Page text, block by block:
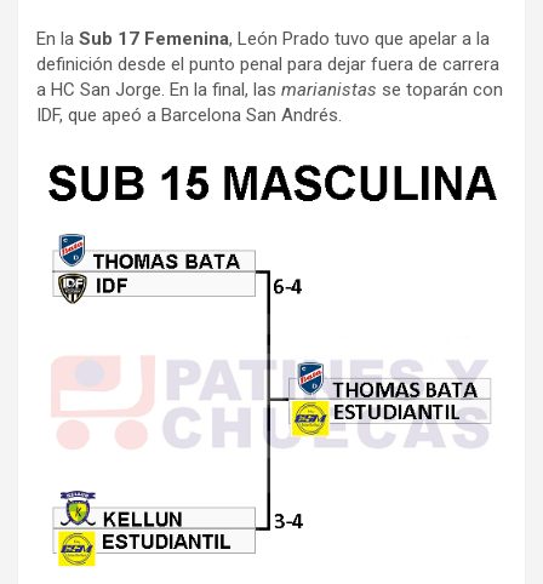
En la Sub 17 Femenina, León Prado tuvo que apelar a la
definición desde el punto penal para dejar fuera de carrera
a HC San Jorge. En la final, las marianistas se toparán con
IDF, que apeó a Barcelona San Andrés.